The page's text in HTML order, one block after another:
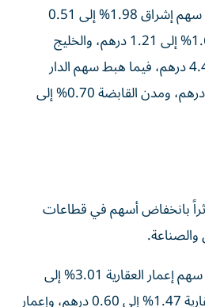
وفي قطاع العقارات، ارتفع سهم إشراق 1.98% إلى 0.51
درهم، وعنان للاستثمار 1.68% إلى 1.21 درهم، والخليج
الاستثمارية 1.37% إلى 4.43 درهم، فيما هبط سهم الدار
العقارية 2.38% إلى 7.80 درهم، ومدن القابضة 0.70% إلى
بانخفاض أسهم في قطاعات
والصناعة.
وفي قطاع العقارات، هبط سهم إعمار العقارية 3.01% إلى